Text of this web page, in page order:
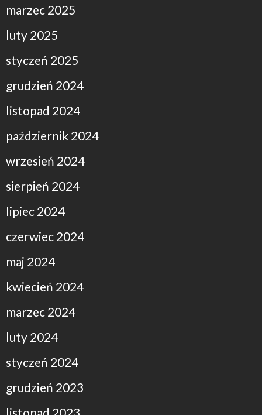
marzec 2025
luty 2025
styczeń 2025
grudzień 2024
listopad 2024
październik 2024
wrzesień 2024
sierpień 2024
lipiec 2024
czerwiec 2024
maj 2024
kwiecień 2024
marzec 2024
luty 2024
styczeń 2024
grudzień 2023